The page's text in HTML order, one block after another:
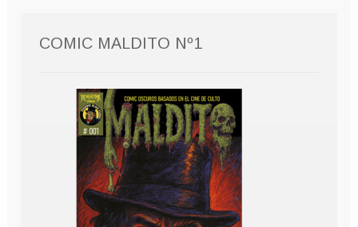
COMIC MALDITO Nº1